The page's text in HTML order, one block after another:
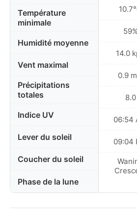
Température
minimale
Humidité moyenne
Vent maximal
Précipitations
totales
Indice UV
Lever du soleil
Coucher du soleil
Phase de la lune
59%
14.0
0.9
8.0
06:54
09:04